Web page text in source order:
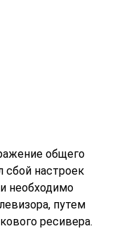
общего
сбой настроек
необходимо
путем
ресивера.